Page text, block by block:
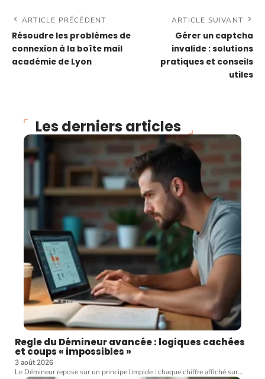
ARTICLE PRÉCÉDENT
Résoudre les problèmes de
connexion à la boîte mail
académie de Lyon
ARTICLE SUIVANT
Gérer un captcha
invalide : solutions
pratiques et conseils
utiles
Les derniers articles
Regle du Démineur avancée : logiques cachées
et coups « impossibles »
3 août 2026
Le Démineur repose sur un principe limpide : chaque chiffre affiché sur…